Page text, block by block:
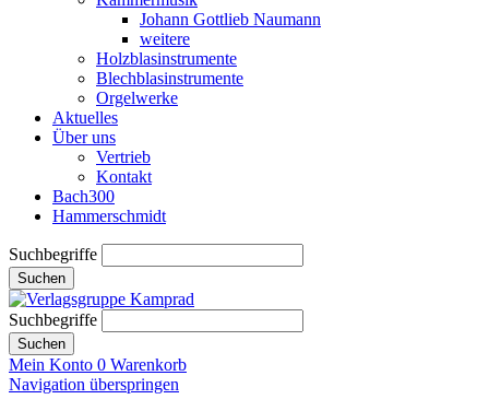
Johann Gottlieb Naumann
weitere
Holzblasinstrumente
Blechblasinstrumente
Orgelwerke
Aktuelles
Über uns
Vertrieb
Kontakt
Bach300
Hammerschmidt
Suchbegriffe
Suchen
Suchbegriffe
Suchen
Mein Konto 0 Warenkorb
Navigation überspringen